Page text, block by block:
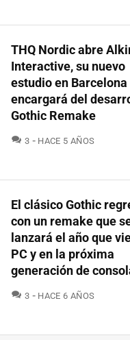
THQ Nordic abre
Interactive, su nuevo
estudio en Barcelona
encargará del
Gothic Remake
3 COMENTARIOS
HACE 5 AÑOS
El clásico Gothic
con un remake que
lanzará el año que
PC y en la próxima
generación de
3 COMENTARIOS
HACE 6 AÑOS